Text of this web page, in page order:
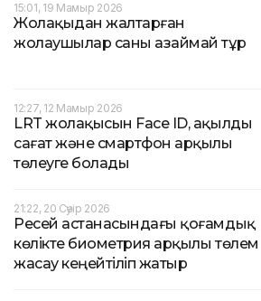
15:01, 19 Мамыр 2026
Жолақыдан жалтарған
жолаушылар саны азаймай тұр
12:27, 12 Мамыр 2026
LRT жолақысын Face ID, ақылды
сағат және смартфон арқылы
төлеуге болады
21:22, 20 Сәуір 2026
Ресей астанасындағы қоғамдық
көлікте биометрия арқылы төлем
жасау кеңейтіліп жатыр